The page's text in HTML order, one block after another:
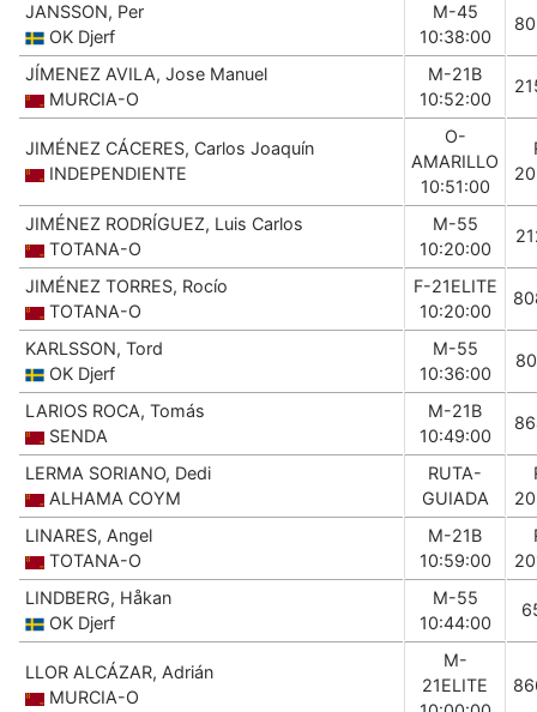
JANSSON, Per
OK Djerf
M-45
10:38:00
JÍMENEZ AVILA, Jose Manuel
MURCIA-O
M-21B
10:52:00
JIMÉNEZ CÁCERES, Carlos Joaquín
INDEPENDIENTE
O-
AMARILLO
10:51:00
JIMÉNEZ RODRÍGUEZ, Luis Carlos
TOTANA-O
M-55
10:20:00
JIMÉNEZ TORRES, Rocío
TOTANA-O
F-21ELITE
10:20:00
KARLSSON, Tord
OK Djerf
M-55
10:36:00
LARIOS ROCA, Tomás
SENDA
M-21B
10:49:00
LERMA SORIANO, Dedi
ALHAMA COYM
RUTA-
GUIADA
LINARES, Angel
TOTANA-O
M-21B
10:59:00
LINDBERG, Håkan
OK Djerf
M-55
10:44:00
LLOR ALCÁZAR, Adrián
MURCIA-O
M-
21ELITE